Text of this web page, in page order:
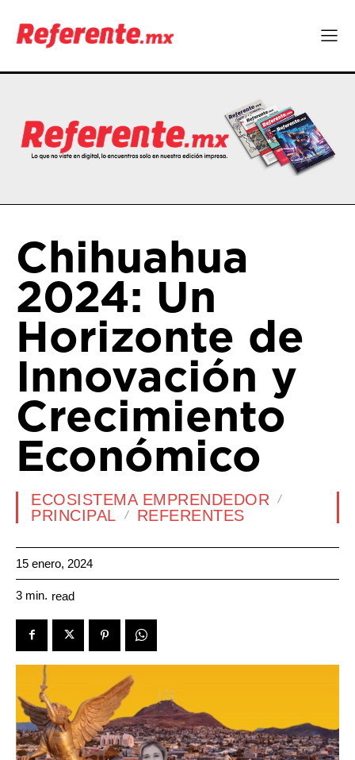
Chihuahua
2024: Un
Horizonte de
Innovación y
Crecimiento
Económico
ECOSISTEMA EMPRENDEDOR
PRINCIPAL
REFERENTES
15 enero, 2024
3 min. read